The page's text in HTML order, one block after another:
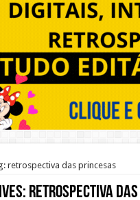
retrospectiva das princesas
retrospectiva